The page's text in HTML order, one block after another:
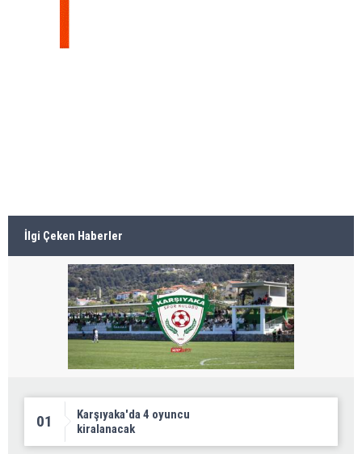
İlgi Çeken Haberler
01
Karşıyaka'da 4 oyuncu
kiralanacak